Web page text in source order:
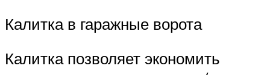
Калитка в гаражные ворота
Калитка позволяет экономить